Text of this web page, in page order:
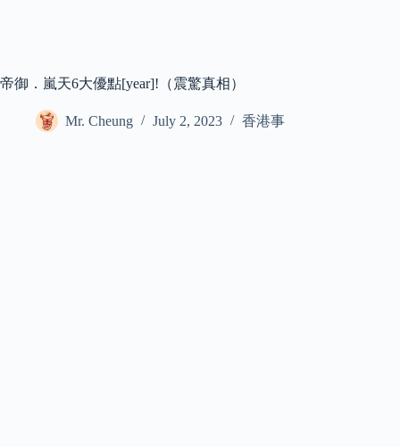
帝御．嵐天6大優點[year]!（震驚真相）
Mr. Cheung July 2, 2023 香港事